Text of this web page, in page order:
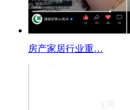
房产家居行业重…